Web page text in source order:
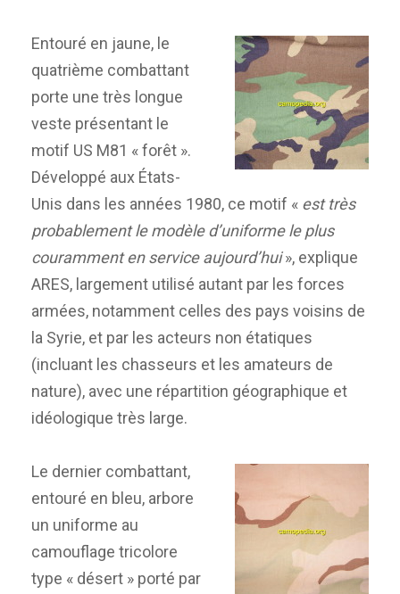
Entouré en jaune, le
quatrième combattant
porte une très longue
veste présentant le
motif US M81 « forêt ».
Développé aux États-
Unis dans les années 1980, ce motif « est très
probablement le modèle d’uniforme le plus
couramment en service aujourd’hui», explique
ARES, largement utilisé autant par les forces
armées, notamment celles des pays voisins de
la Syrie, et par les acteurs non étatiques
(incluant les chasseurs et les amateurs de
nature), avec une répartition géographique et
idéologique très large.
Le dernier combattant,
entouré en bleu, arbore
un uniforme au
camouflage tricolore
type « désert » porté par